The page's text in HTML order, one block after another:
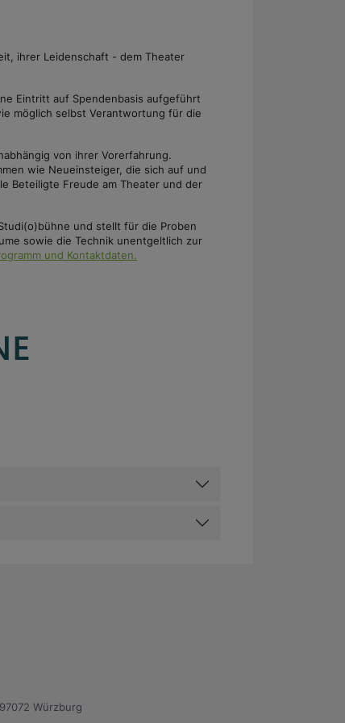
ihrer Leidenschaft - dem Theater
Eintritt auf Spendenbasis aufgeführt
möglich selbst Verantwortung für die
von ihrer Vorerfahrung.
wie Neueinsteiger, die sich auf und
Beteiligte Freude am Theater und der
und stellt für die Proben
sowie die Technik unentgeltlich zur
und Kontaktdaten.
Würzburg